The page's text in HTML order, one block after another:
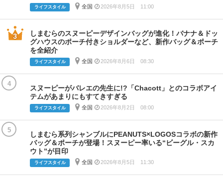
ライフスタイル 全国 2026年8月5日 11:00
しまむらのスヌーピーデザインバッグが進化！バナナ＆ドッ
グハウスのポーチ付きショルダーなど、新作バッグ＆ポーチ
を全紹介
ライフスタイル 全国 2026年8月6日 08:30
4
スヌーピーがバレエの先生に!?「Chacott」とのコラボアイ
テムがあまりにもすてきすぎる
ライフスタイル 全国 2026年8月2日 08:00
5
しまむら系列シャンブルにPEANUTS×LOGOSコラボの新作
バッグ＆ポーチが登場！スヌーピー率いる“ビーグル・スカ
ウト”が目印
ライフスタイル 全国 2026年8月5日 11:30